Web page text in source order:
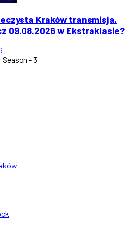
Kraków transmisja.
09.08.2026 w Ekstraklasie?
Season - 3